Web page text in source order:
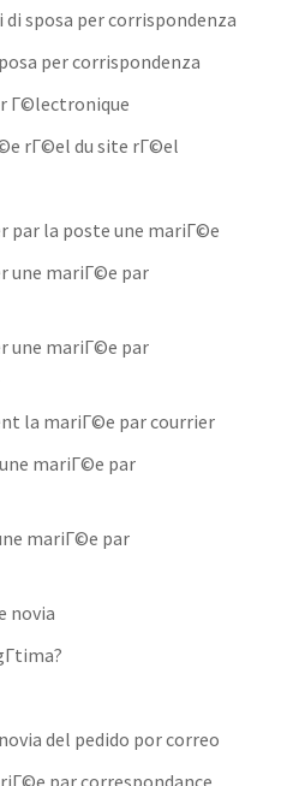
sposa per corrispondenza
per corrispondenza
Г©lectronique
rГ©el du site rГ©el
par la poste une mariГ©e
une mariГ©e par
une mariГ©e par
la mariГ©e par courrier
mariГ©e par
mariГ©e par
novia
del pedido por correo
par correspondance